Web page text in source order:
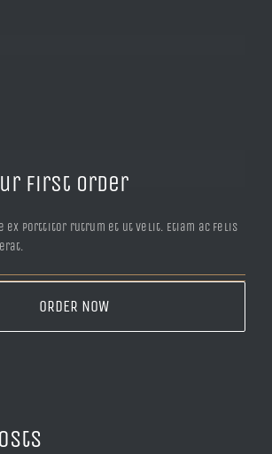
first order
ex porttitor rutrum et ut velit. Etiam ac felis
ORDER NOW